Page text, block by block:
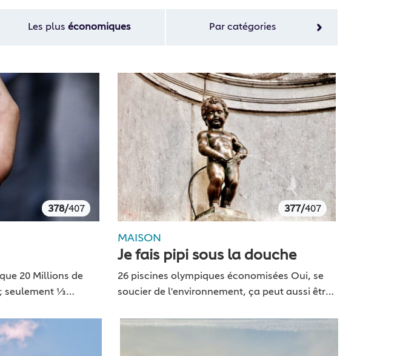
Les plus économiques Par catégories
378/407
20 Millions de
1⁄3…
377/407
MAISON
Je fais pipi sous la douche
26 piscines olympiques économisées Oui, se
soucier de l'environnement, ça peut aussi être
britannique (ils sont forts ces anglais) qui a